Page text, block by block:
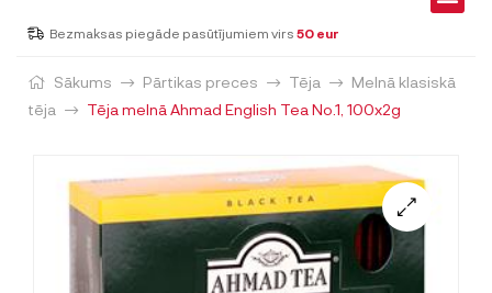
Bezmaksas piegāde pasūtījumiem virs 50 eur
Sākums Pārtikas preces Tēja
Melnā klasiskā
tēja
Tēja melnā Ahmad English Tea No.1, 100x2g